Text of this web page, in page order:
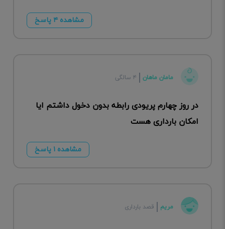
مشاهده ۴ پاسخ
مامان ماهان ۴ سالگی
در روز چهارم پریودی رابطه بدون دخول داشتم ایا
امکان بارداری هست
مشاهده ۱ پاسخ
مریم قصد بارداری